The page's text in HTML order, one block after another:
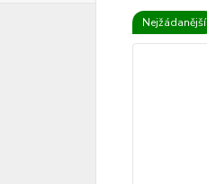
Nejžádanější